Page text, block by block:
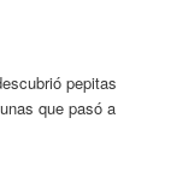
pepitas
que pasó a